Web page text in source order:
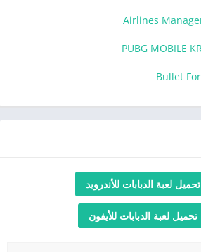
تحميل لعبة الدبابات للأندرويد
تحميل لعبة الدبابات للأيفون